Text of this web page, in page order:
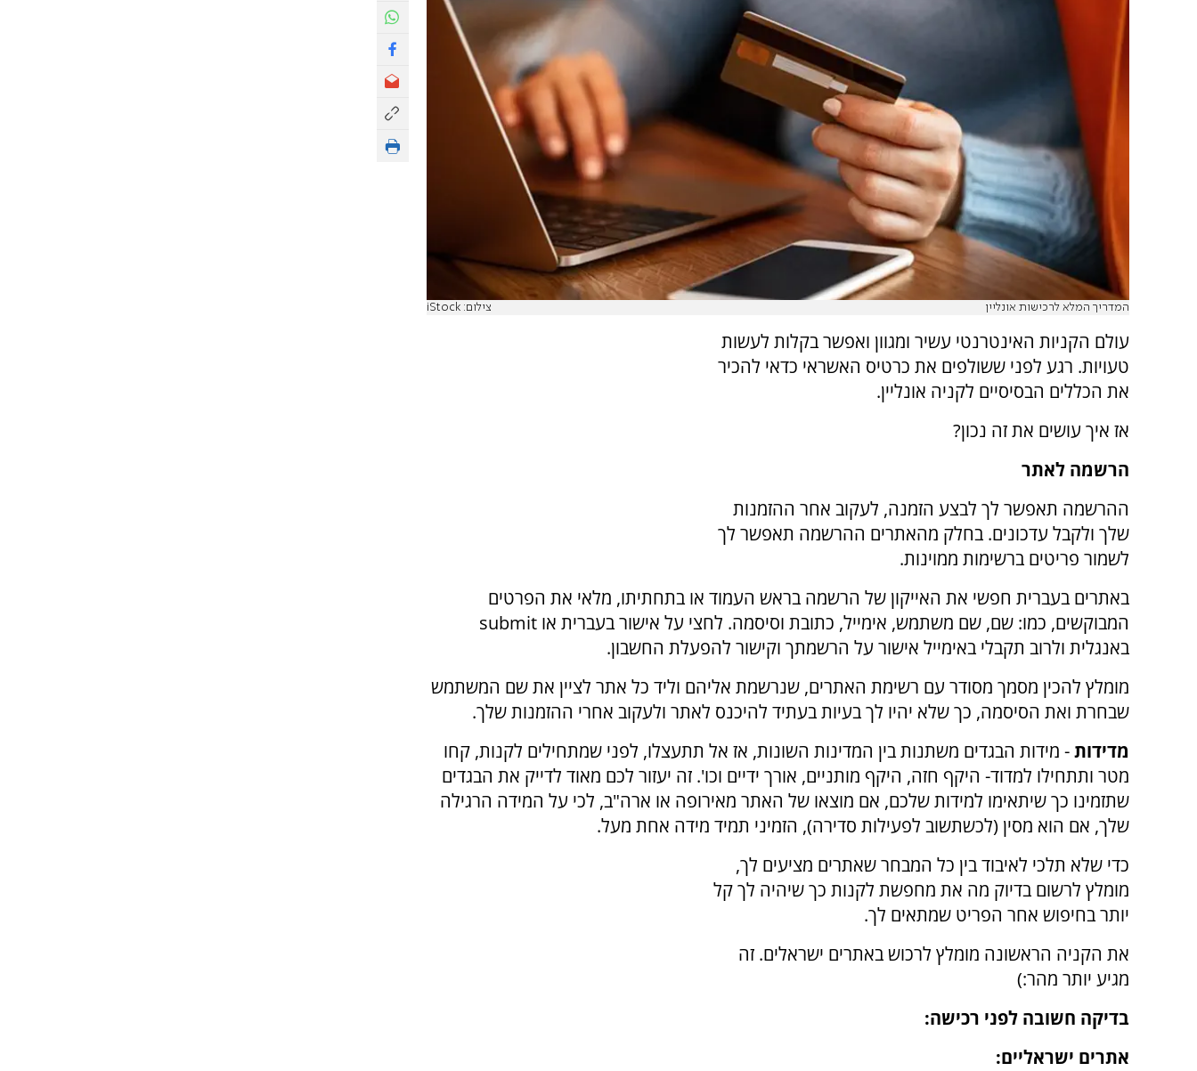
המדריך המלא לרכישות אונליין צילום: iStock
עולם הקניות האינטרנטי עשיר ומגוון ואפשר בקלות לעשות
טעויות. רגע לפני ששולפים את כרטיס האשראי כדאי להכיר
את הכללים הבסיסיים לקניה אונליין.
אז איך עושים את זה נכון?
הרשמה לאתר
ההרשמה תאפשר לך לבצע הזמנה, לעקוב אחר ההזמנות
שלך ולקבל עדכונים. בחלק מהאתרים ההרשמה תאפשר לך
לשמור פריטים ברשימות ממוינות.
באתרים בעברית חפשי את האייקון של הרשמה בראש העמוד או בתחתיתו, מלאי את הפרטים
המבוקשים, כמו: שם, שם משתמש, אימייל, כתובת וסיסמה. לחצי על אישור בעברית או submit
באנגלית ולרוב תקבלי באימייל אישור על הרשמתך וקישור להפעלת החשבון.
מומלץ להכין מסמך מסודר עם רשימת האתרים, שנרשמת אליהם וליד כל אתר לציין את שם המשתמש
שבחרת ואת הסיסמה, כך שלא יהיו לך בעיות בעתיד להיכנס לאתר ולעקוב אחרי ההזמנות שלך.
מדידות- מידות הבגדים משתנות בין המדינות השונות, אז אל תתעצלו, לפני שמתחילים לקנות, קחו
מטר ותתחילו למדוד- היקף חזה, היקף מותניים, אורך ידיים וכו'. זה יעזור לכם מאוד לדייק את הבגדים
שתזמינו כך שיתאימו למידות שלכם, אם מוצאו של האתר מאירופה או ארה"ב, לכי על המידה הרגילה
שלך, אם הוא מסין (לכשתשוב לפעילות סדירה), הזמיני תמיד מידה אחת מעל.
כדי שלא תלכי לאיבוד בין כל המבחר שאתרים מציעים לך,
מומלץ לרשום בדיוק מה את מחפשת לקנות כך שיהיה לך קל
יותר בחיפוש אחר הפריט שמתאים לך.
את הקניה הראשונה מומלץ לרכוש באתרים ישראלים. זה
מגיע יותר מהר:)
בדיקה חשובה לפני רכישה:
אתרים ישראליים: